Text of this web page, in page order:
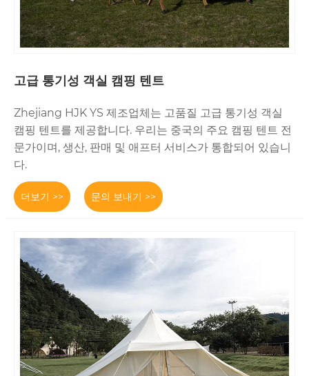
고급 통기성 객실 캠핑 텐트
Zhejiang HJK YS 제조업체는 고품질 고급 통기성 객실
캠핑 텐트를 제공합니다. 우리는 중국의 주요 캠핑 텐트 전
문가이며, 생산, 판매 및 애프터 서비스가 통합되어 있습니
다.
더보기 >> 문의 보내기 >>